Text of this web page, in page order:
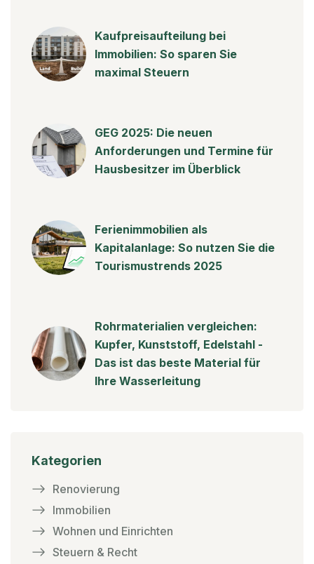
Kaufpreisaufteilung bei
Immobilien: So sparen Sie
maximal Steuern
GEG 2025: Die neuen
Anforderungen und Termine für
Hausbesitzer im Überblick
Ferienimmobilien als
Kapitalanlage: So nutzen Sie die
Tourismustrends 2025
Rohrmaterialien vergleichen:
Kupfer, Kunststoff, Edelstahl -
Das ist das beste Material für
Ihre Wasserleitung
Kategorien
Renovierung
Immobilien
Wohnen und Einrichten
Steuern & Recht